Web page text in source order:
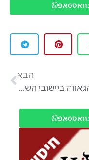
הבא
מדד הגאווה ביישובי השרון